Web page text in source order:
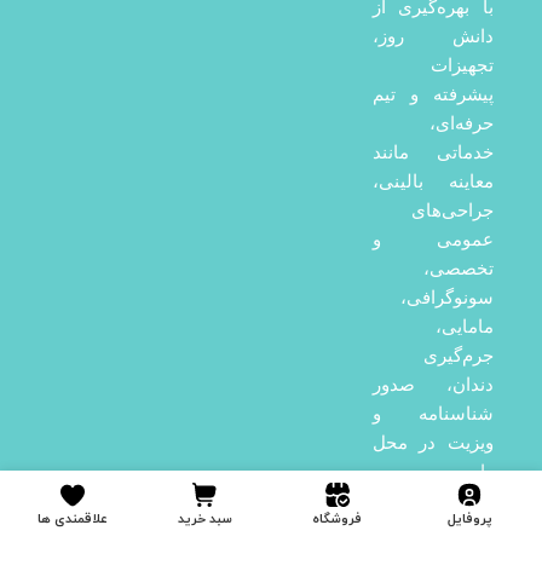
با بهره‌گیری از
دانش روز،
تجهیزات
پیشرفته و تیم
حرفه‌ای،
خدماتی مانند
معاینه بالینی،
جراحی‌های
عمومی و
تخصصی،
سونوگرافی،
مامایی،
جرم‌گیری
دندان، صدور
شناسنامه و
ویزیت در محل
را به
مراجعه‌کنندگان
ارائه می‌دهد. در
پروفایل فروشگاه سبد خرید علاقمندی ها